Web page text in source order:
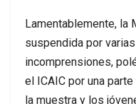
Lamentablemente, la
suspendida por
incomprensiones,
el ICAIC por una
la muestra y los